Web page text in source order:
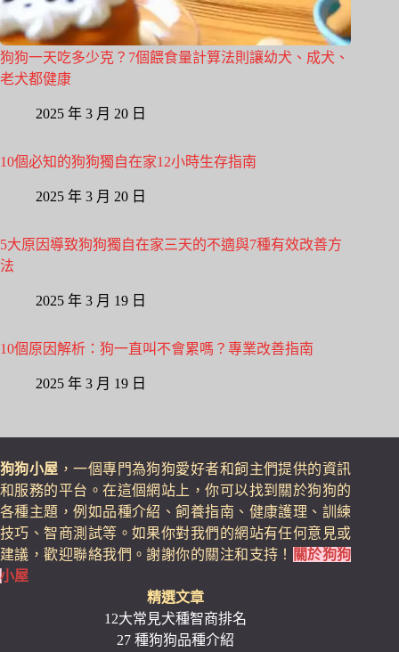
狗狗一天吃多少克？7個餵食量計算法則讓幼犬、成犬、
老犬都健康
2025 年 3 月 20 日
10個必知的狗狗獨自在家12小時生存指南
2025 年 3 月 20 日
5大原因導致狗狗獨自在家三天的不適與7種有效改善方
法
2025 年 3 月 19 日
10個原因解析：狗一直叫不會累嗎？專業改善指南
2025 年 3 月 19 日
狗狗小屋 ，一個專門為狗狗愛好者和飼主們提供的資訊
和服務的平台。在這個網站上，你可以找到關於狗狗的
各種主題，例如品種介紹、飼養指南、健康護理、訓練
技巧、智商測試等。如果你對我們的網站有任何意見或
建議，歡迎聯絡我們。謝謝你的關注和支持！
關於狗狗
小屋
精選文章
12大常見犬種智商排名
27 種狗狗品種介紹